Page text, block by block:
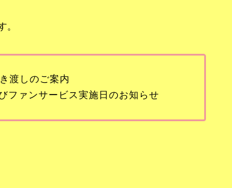
。
渡しのご案内
ファンサービス実施日のお知らせ